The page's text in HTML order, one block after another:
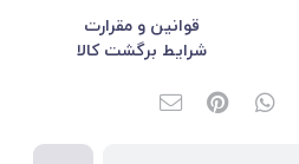
قوانین و مقرارت
شرایط برگشت کالا